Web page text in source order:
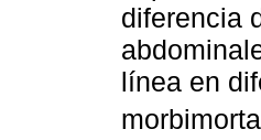
diferencia
línea en